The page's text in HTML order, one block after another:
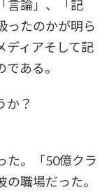
言論」、「記
ったのかが明ら
ディアそして記
ある。
か？
た。「50億クラ
職場だった。